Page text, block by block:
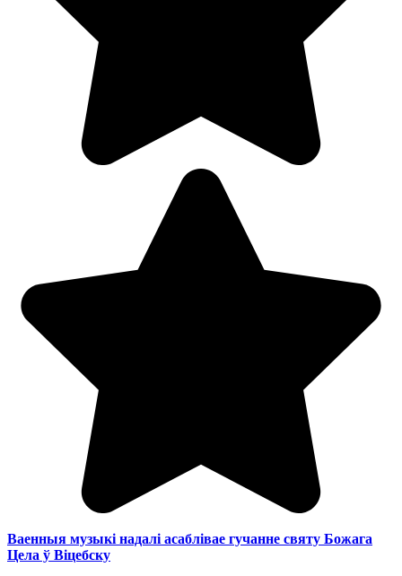
Ваенныя музыкі надалі асаблівае гучанне святу Божага
Цела ў Віцебску